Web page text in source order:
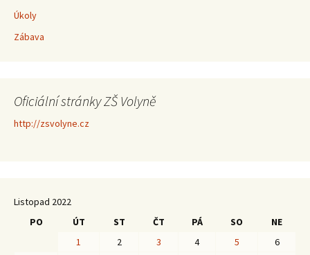
Úkoly
Zábava
Oficiální stránky ZŠ Volyně
http://zsvolyne.cz
Listopad 2022
PO
ÚT ST ČT PÁ SO
NE
1
2 3 4 5
6